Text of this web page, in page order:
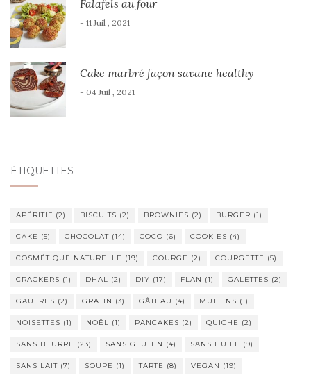
Falafels au four
- 11 Juil , 2021
Cake marbré façon savane healthy
- 04 Juil , 2021
ÉTIQUETTES
APÉRITIF (2) BISCUITS (2) BROWNIES (2) BURGER (1)
CAKE (5) CHOCOLAT (14) COCO (6) COOKIES (4)
COSMÉTIQUE NATURELLE (19) COURGE (2) COURGETTE (5)
CRACKERS (1) DHAL (2) DIY (17) FLAN (1) GALETTES (2)
GAUFRES (2) GRATIN (3) GÂTEAU (4) MUFFINS (1)
NOISETTES (1) NOËL (1) PANCAKES (2) QUICHE (2)
SANS BEURRE (23) SANS GLUTEN (4) SANS HUILE (9)
SANS LAIT (7) SOUPE (1) TARTE (8) VEGAN (19)